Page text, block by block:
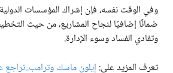
وفي الوقت نفسه، فإن إشراك المؤسسات
ضمانًا إضافيًا لنجاح المشاريع، من حيث
وتفادي الفساد وسوء الإدارة.
تعرف المزيد على: إيلون ماسك وترامب..تراجع